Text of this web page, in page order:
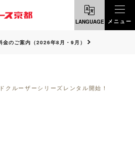
LANGUAGE
ENGLISH
メニュー
金のご案内（2026年8月・9月）
クルーザーシリーズレンタル開始！